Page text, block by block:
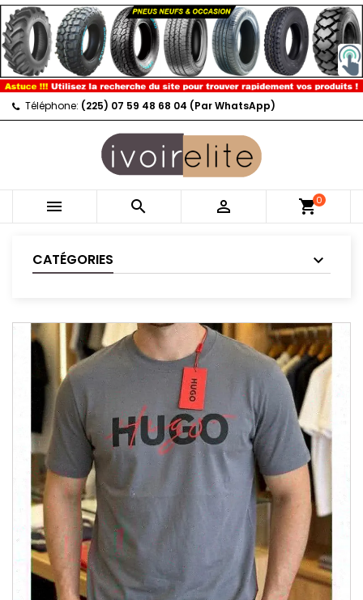
Téléphone: (225) 07 59 48 68 04 (Par WhatsApp)
   shopping_cart0
CATÉGORIES